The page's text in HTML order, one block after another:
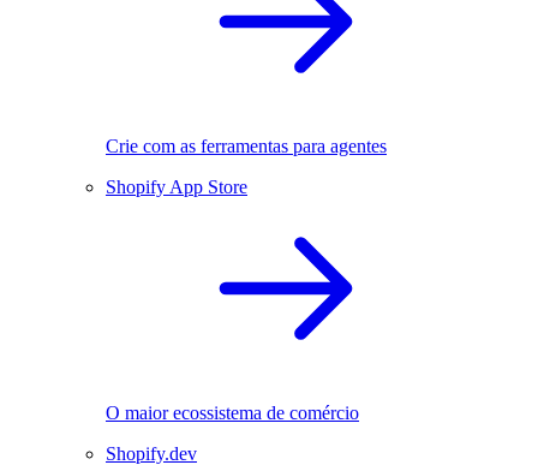
Crie com as ferramentas para agentes
Shopify App Store
O maior ecossistema de comércio
Shopify.dev